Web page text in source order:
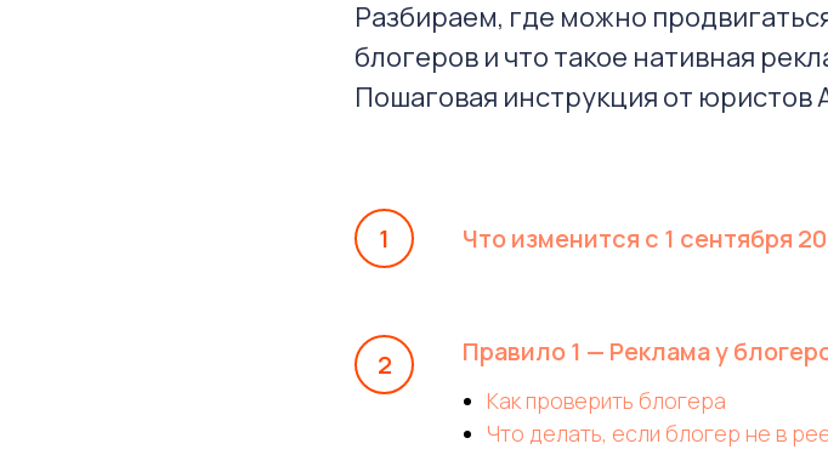
Разбираем, где можно
блогеров и что такое нативная
Пошаговая инструкция от юристов
Что изменится с 1 сентября
Правило 1 — Реклама у
Как проверить блогера
Что делать, если блогер не в